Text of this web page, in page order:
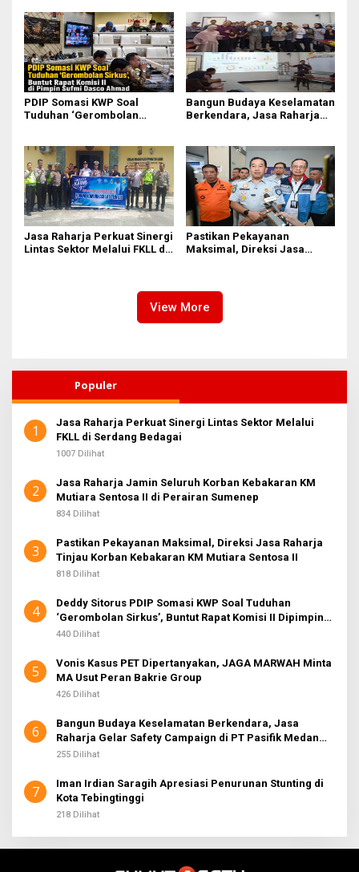
Anak
Sufmi Dasco Ahmad
PDIP Somasi KWP Soal
Tuduhan ‘Gerombolan
Ahmad
Bangun Budaya Keselamatan
Berkendara, Jasa Raharja
Jasa Raharja Perkuat Sinergi
Lintas Sektor Melalui FKLL di
Pastikan Pekayanan
Maksimal, Direksi Jasa
View More
Populer
1
Jasa Raharja Perkuat Sinergi Lintas Sektor Melalui
FKLL di Serdang Bedagai
1007 Dilihat
2
Jasa Raharja Jamin Seluruh Korban Kebakaran KM
Mutiara Sentosa II di Perairan Sumenep
834 Dilihat
3
Pastikan Pekayanan Maksimal, Direksi Jasa Raharja
Tinjau Korban Kebakaran KM Mutiara Sentosa II
818 Dilihat
4
Deddy Sitorus PDIP Somasi KWP Soal Tuduhan
‘Gerombolan Sirkus’, Buntut Rapat Komisi II Dipimpin
Sufmi Dasco Ahmad
440 Dilihat
5
Vonis Kasus PET Dipertanyakan, JAGA MARWAH Minta
MA Usut Peran Bakrie Group
426 Dilihat
6
Bangun Budaya Keselamatan Berkendara, Jasa
Raharja Gelar Safety Campaign di PT Pasifik Medan
Industri
255 Dilihat
7
Iman Irdian Saragih Apresiasi Penurunan Stunting di
Kota Tebingtinggi
218 Dilihat